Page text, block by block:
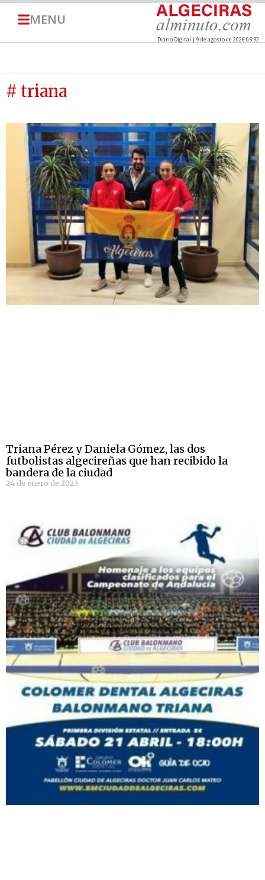
MENU
Diario Digital | 9 de agosto de 2026 05:32
# triana
Triana Pérez y Daniela Gómez, las dos
futbolistas algecireñas que han recibido la
bandera de la ciudad
24 de enero de 2023